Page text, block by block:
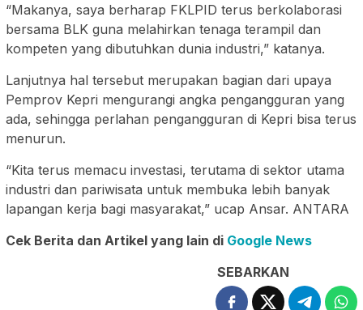
“Makanya, saya berharap FKLPID terus berkolaborasi
bersama BLK guna melahirkan tenaga terampil dan
kompeten yang dibutuhkan dunia industri,” katanya.
Lanjutnya hal tersebut merupakan bagian dari upaya
Pemprov Kepri mengurangi angka pengangguran yang
ada, sehingga perlahan pengangguran di Kepri bisa terus
menurun.
“Kita terus memacu investasi, terutama di sektor utama
industri dan pariwisata untuk membuka lebih banyak
lapangan kerja bagi masyarakat,” ucap Ansar. ANTARA
Cek Berita dan Artikel yang lain di Google News
SEBARKAN